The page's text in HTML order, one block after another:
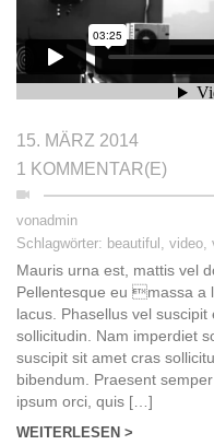
15. MÄRZ 2014
1 KOMMENTAR(E)
vonadmin
Schlagwörter: beautiful , video,
Mauris urna est, mattis vel
Pellentesque eu massa a
lacus. Phasellus vel
sollicitudin. Nam imperdiet
suscipit sit amet сras
bibendum. Praesent
ipsum orci, quis […]
WEITERLESEN >